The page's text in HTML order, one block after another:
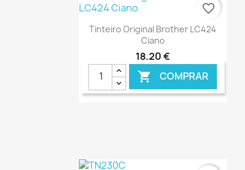
Ver+
Tinteiro Original Brother LC424
Ciano
18,20 €
 COMPRAR
favorite_border